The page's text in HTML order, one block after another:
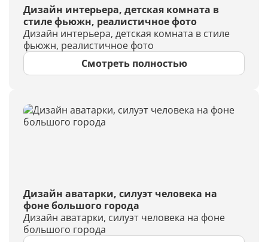
Дизайн интерьера, детская комната в
стиле фьюжн, реалистичное фото
Дизайн интерьера, детская комната в стиле
фьюжн, реалистичное фото
Смотреть полностью
Дизайн аватарки, силуэт человека на
фоне большого города
Дизайн аватарки, силуэт человека на фоне
большого города